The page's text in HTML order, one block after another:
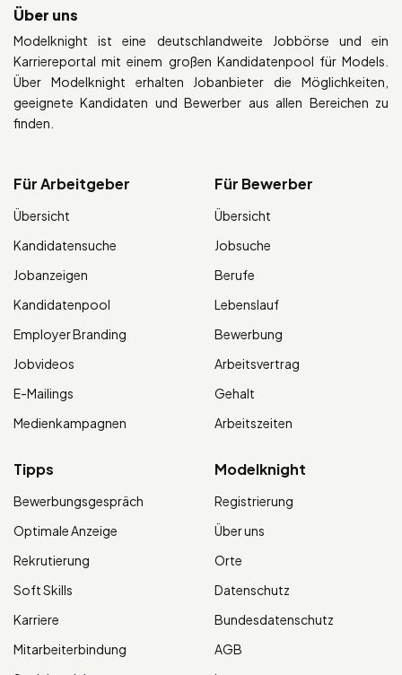
Über uns
Modelknight ist eine deutschlandweite Jobbörse und ein
Karriereportal mit einem großen Kandidatenpool für Models.
Über Modelknight erhalten Jobanbieter die Möglichkeiten,
geeignete Kandidaten und Bewerber aus allen Bereichen zu
finden.
Für Arbeitgeber
Übersicht
Kandidatensuche
Jobanzeigen
Kandidatenpool
Employer Branding
Jobvideos
E-Mailings
Medienkampagnen
Für Bewerber
Übersicht
Jobsuche
Berufe
Lebenslauf
Bewerbung
Arbeitsvertrag
Gehalt
Arbeitszeiten
Tipps
Bewerbungsgespräch
Optimale Anzeige
Rekrutierung
Soft Skills
Karriere
Mitarbeiterbindung
Modelknight
Registrierung
Über uns
Orte
Datenschutz
Bundesdatenschutz
AGB